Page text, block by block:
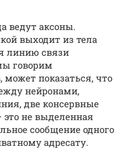
ведут аксоны.
выходит из тела
линию связи
говорим
может показаться, что
нейронами,
две консервные
это не выделенная
сообщение одного
адресату.